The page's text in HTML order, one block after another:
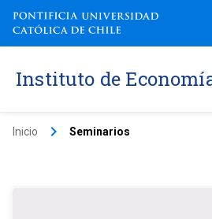
Instituto de
Inicio keyboard_arrow_right Seminarios